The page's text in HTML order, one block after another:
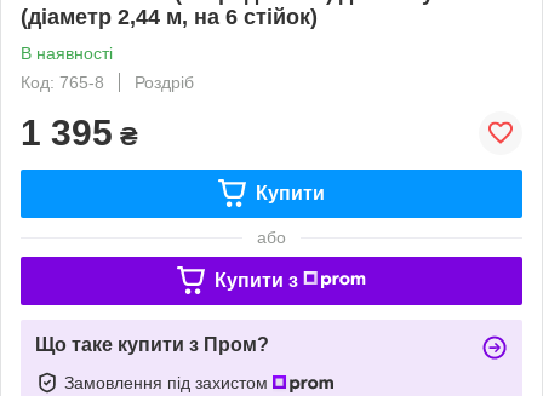
(діаметр 2,44 м, на 6 стійок)
В наявності
Код: 765-8
Роздріб
1 395 ₴
Купити
або
Купити з
Що таке купити з Пром?
Замовлення під захистом